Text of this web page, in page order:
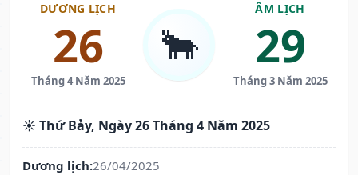
DƯƠNG LỊCH
26
Tháng 4 Năm 2025
🐂
ÂM LỊCH
29
Tháng 3 Năm 2025
☀️ Thứ Bảy, Ngày 26 Tháng 4 Năm 2025
Dương lịch:26/04/2025